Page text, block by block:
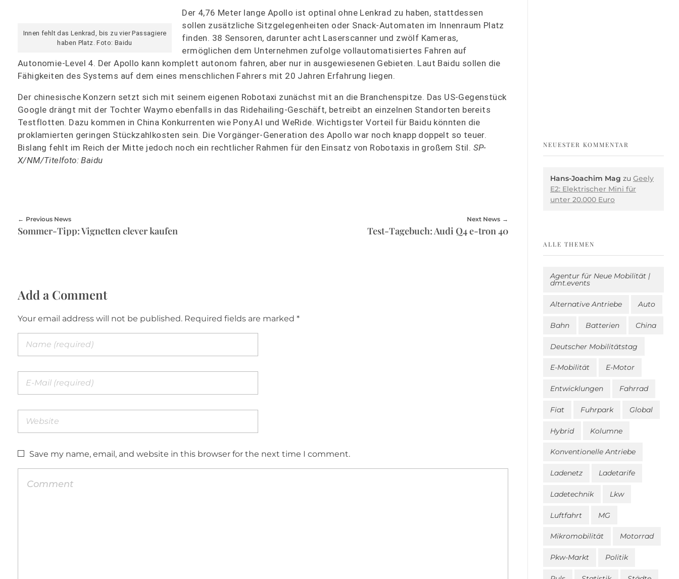
Innen fehlt das Lenkrad, bis zu vier Passagiere
haben Platz. Foto: Baidu
Der 4,76 Meter lange Apollo ist optinal ohne Lenkrad zu haben, stattdessen
sollen zusätzliche Sitzgelegenheiten oder Snack-Automaten im Innenraum Platz
finden. 38 Sensoren, darunter acht Laserscanner und zwölf Kameras,
ermöglichen dem Unternehmen zufolge vollautomatisiertes Fahren auf
Autonomie-Level 4. Der Apollo kann komplett autonom fahren, aber nur in ausgewiesenen Gebieten. Laut Baidu sollen die
Fähigkeiten des Systems auf dem eines menschlichen Fahrers mit 20 Jahren Erfahrung liegen.
Der chinesische Konzern setzt sich mit seinem eigenen Robotaxi zunächst mit an die Branchenspitze. Das US-Gegenstück
Google drängt mit der Tochter Waymo ebenfalls in das Ridehailing-Geschäft, betreibt an einzelnen Standorten bereits
Testflotten. Dazu kommen in China Konkurrenten wie Pony.AI und WeRide. Wichtigster Vorteil für Baidu könnten die
proklamierten geringen Stückzahlkosten sein. Die Vorgänger-Generation des Apollo war noch knapp doppelt so teuer.
Bislang fehlt im Reich der Mitte jedoch noch ein rechtlicher Rahmen für den Einsatz von Robotaxis in großem Stil. SP-
X/NM/Titelfoto: Baidu
Previous News
Sommer-Tipp: Vignetten clever kaufen
Next News
Test-Tagebuch: Audi Q4 e-tron 40
Add a Comment
Your email address will not be published. Required fields are marked *
Save my name, email, and website in this browser for the next time I comment.
NEUESTER KOMMENTAR
Hans-Joachim Mag zu Geely
E2: Elektrischer Mini für
unter 20.000 Euro
ALLE THEMEN
Agentur für Neue Mobilität |
dmt.events
Alternative Antriebe Auto
Bahn Batterien China
Deutscher Mobilitätstag
E-Mobilität E-Motor
Entwicklungen Fahrrad
Fiat Fuhrpark Global
Hybrid Kolumne
Konventionelle Antriebe
Ladenetz Ladetarife
Ladetechnik Lkw
Luftfahrt MG
Mikromobilität Motorrad
Pkw-Markt Politik